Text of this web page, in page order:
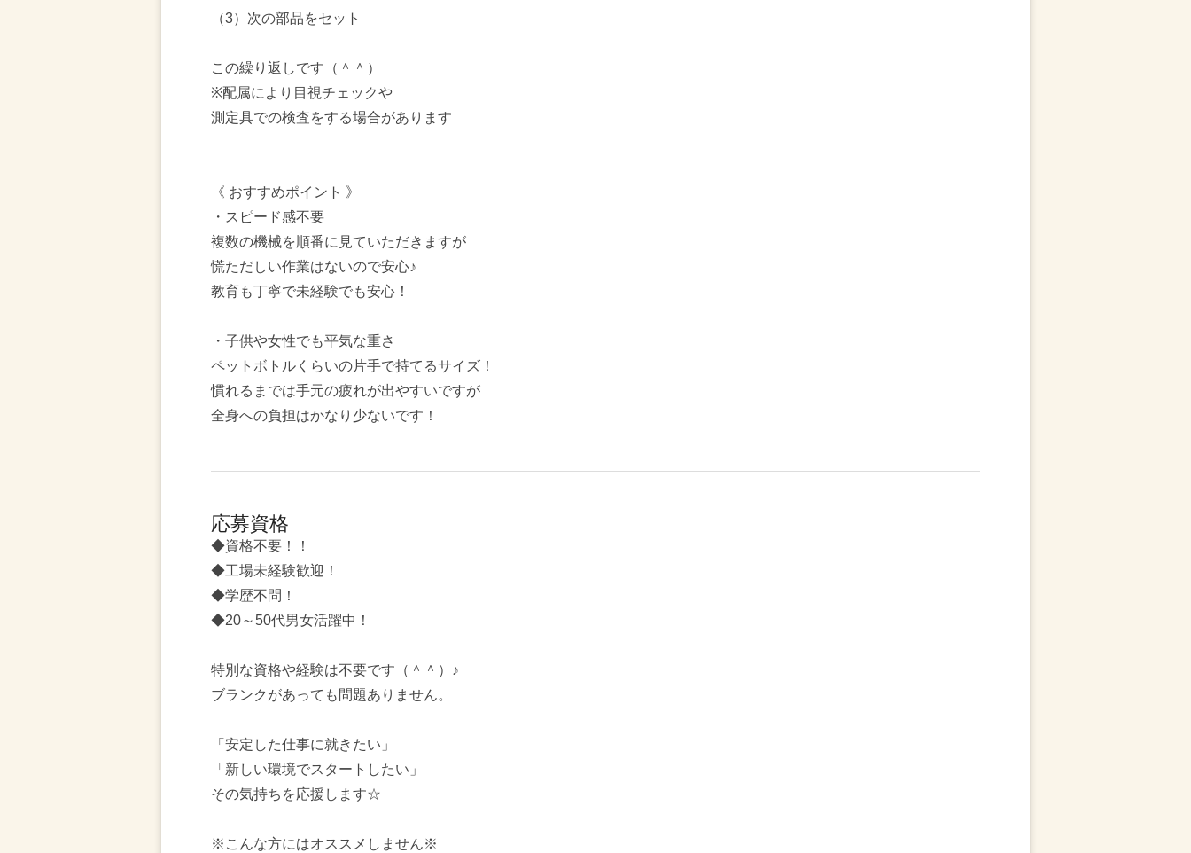
（3）次の部品をセット
この繰り返しです（＾＾）
※配属により目視チェックや
測定具での検査をする場合があります
《 おすすめポイント 》
・スピード感不要
複数の機械を順番に見ていただきますが
慌ただしい作業はないので安心♪
教育も丁寧で未経験でも安心！
・子供や女性でも平気な重さ
ペットボトルくらいの片手で持てるサイズ！
慣れるまでは手元の疲れが出やすいですが
全身への負担はかなり少ないです！
応募資格
◆資格不要！！
◆工場未経験歓迎！
◆学歴不問！
◆20～50代男女活躍中！
特別な資格や経験は不要です（＾＾）♪
ブランクがあっても問題ありません。
「安定した仕事に就きたい」
「新しい環境でスタートしたい」
その気持ちを応援します☆
※こんな方にはオススメしません※